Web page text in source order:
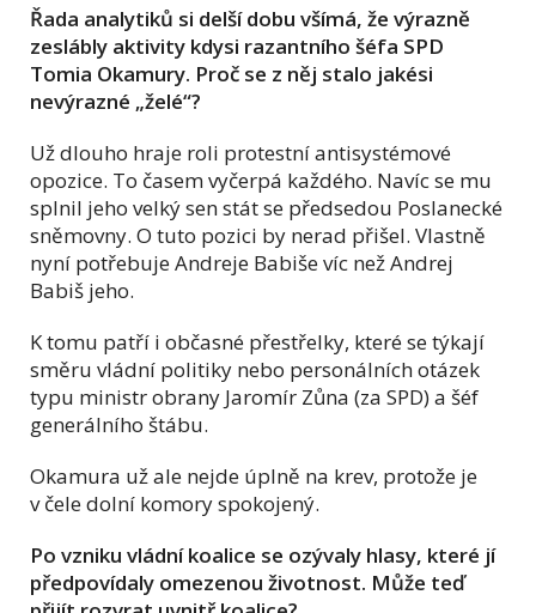
Řada analytiků si delší dobu všímá, že výrazně
zeslábly aktivity kdysi razantního šéfa SPD
Tomia Okamury. Proč se z něj stalo jakési
nevýrazné „želé“?
Už dlouho hraje roli protestní antisystémové
opozice. To časem vyčerpá každého. Navíc se mu
splnil jeho velký sen stát se předsedou Poslanecké
sněmovny. O tuto pozici by nerad přišel. Vlastně
nyní potřebuje Andreje Babiše víc než Andrej
Babiš jeho.
K tomu patří i občasné přestřelky, které se týkají
směru vládní politiky nebo personálních otázek
typu ministr obrany Jaromír Zůna (za SPD) a šéf
generálního štábu.
Okamura už ale nejde úplně na krev, protože je
v čele dolní komory spokojený.
Po vzniku vládní koalice se ozývaly hlasy, které jí
předpovídaly omezenou životnost. Může teď